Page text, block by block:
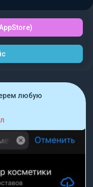
любую